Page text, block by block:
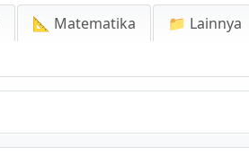
📐 Matematika 📁 Lainnya